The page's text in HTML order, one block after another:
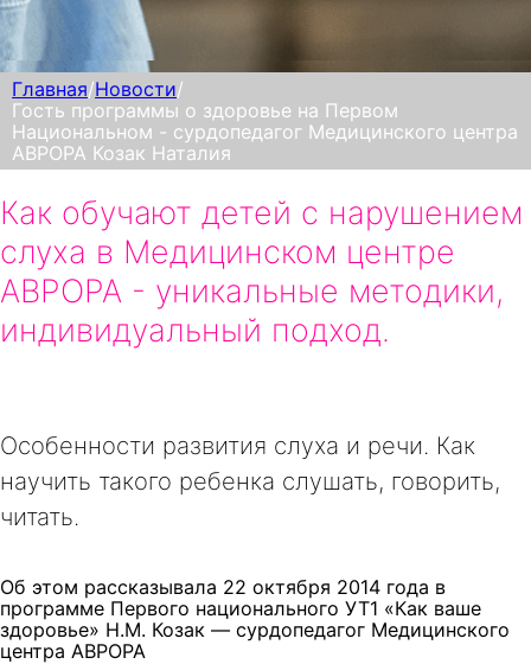
Главная/Новости/
Гость программы о здоровье на Первом
Национальном - сурдопедагог Медицинского центра
АВРОРА Козак Наталия
Как обучают детей с нарушением
слуха в Медицинском центре
АВРОРА - уникальные методики,
индивидуальный подход.
Особенности развития слуха и речи. Как
научить такого ребенка слушать, говорить,
читать.
Об этом рассказывала 22 октября 2014 года в
программе Первого национального УТ1 «Как ваше
здоровье» Н.М. Козак — сурдопедагог Медицинского
центра АВРОРА